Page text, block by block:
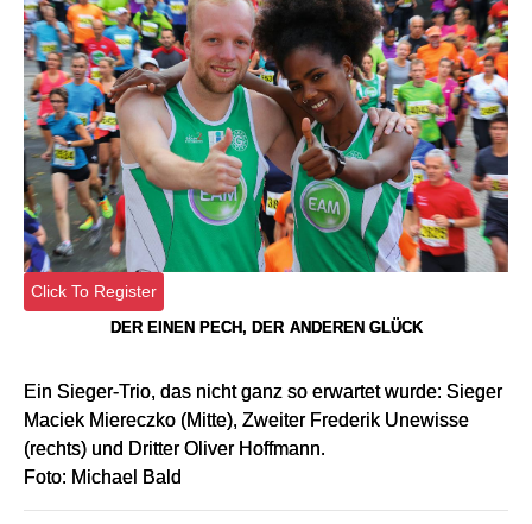
Click To Register
DER EINEN PECH, DER ANDEREN GLÜCK
Ein Sieger-Trio, das nicht ganz so erwartet wurde: Sieger
Maciek Miereczko (Mitte), Zweiter Frederik Unewisse
(rechts) und Dritter Oliver Hoffmann.
Foto: Michael Bald